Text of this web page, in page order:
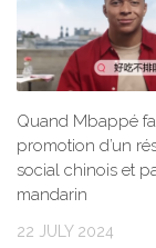
Quand Mbappé
promotion d’un
social chinois et
mandarin
22 JULY 2024